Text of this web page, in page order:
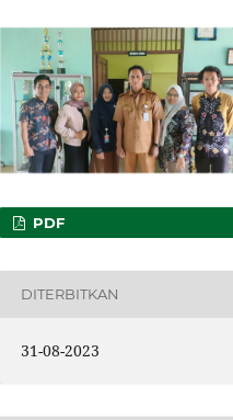
PDF
DITERBITKAN
31-08-2023